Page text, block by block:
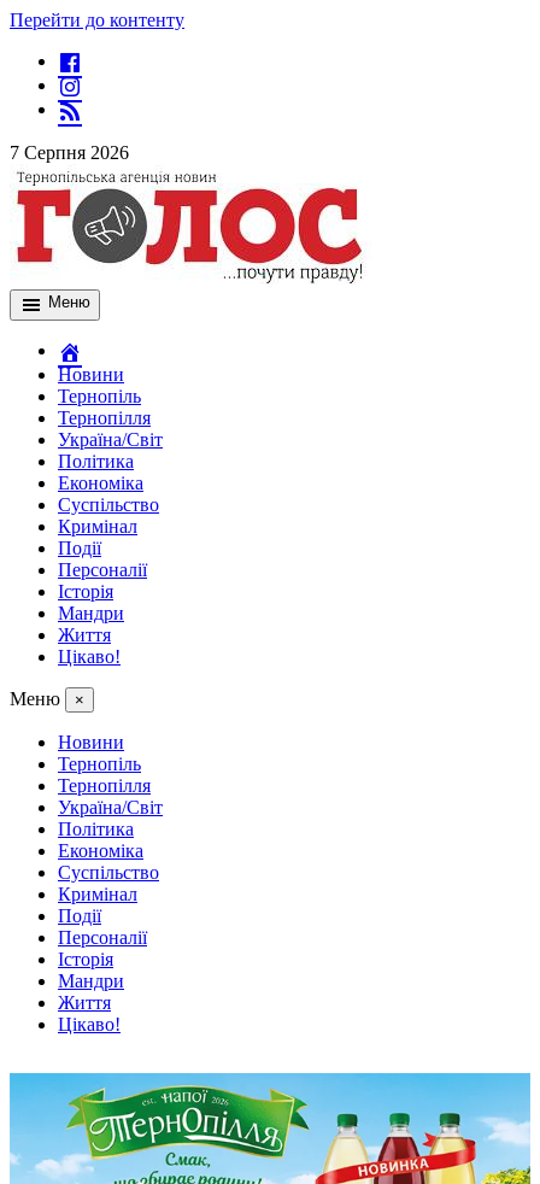
Перейти до контенту
7 Серпня 2026
Меню
Новини
Тернопіль
Тернопілля
Україна/Світ
Політика
Економіка
Суспільство
Кримінал
Події
Персоналії
Історія
Мандри
Життя
Цікаво!
Меню ×
Новини
Тернопіль
Тернопілля
Україна/Світ
Політика
Економіка
Суспільство
Кримінал
Події
Персоналії
Історія
Мандри
Життя
Цікаво!